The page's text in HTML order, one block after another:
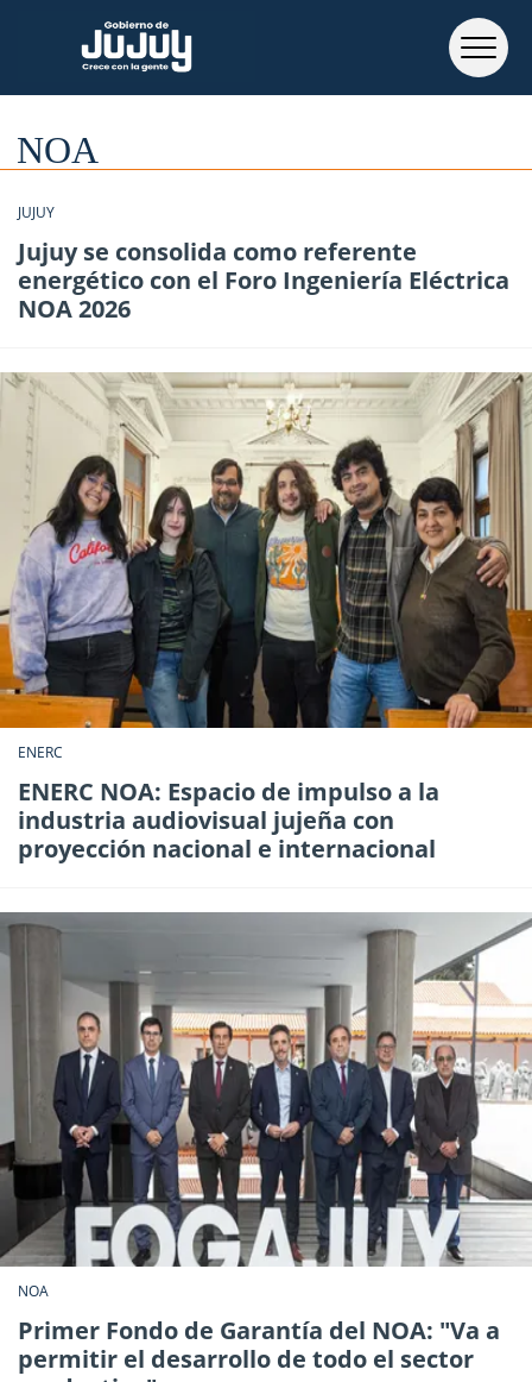
NOA
JUJUY
Jujuy se consolida como referente
energético con el Foro Ingeniería Eléctrica
NOA 2026
ENERC
ENERC NOA: Espacio de impulso a la
industria audiovisual jujeña con
proyección nacional e internacional
NOA
Primer Fondo de Garantía del NOA: "Va a
permitir el desarrollo de todo el sector